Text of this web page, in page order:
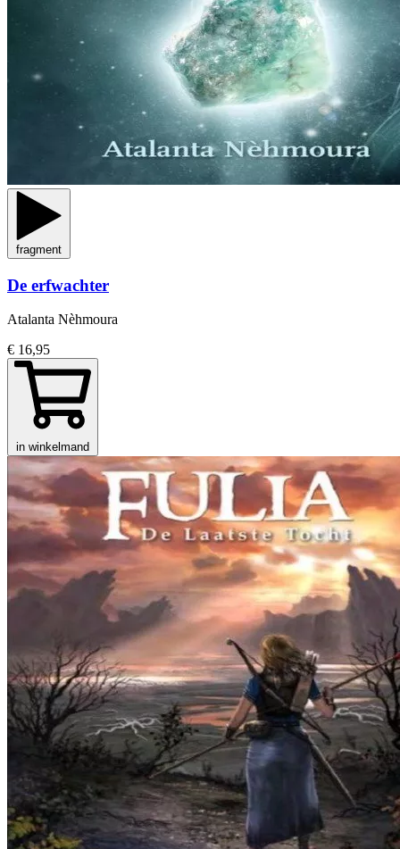
fragment
De erfwachter
Atalanta Nèhmoura
€ 16,95
in winkelmand